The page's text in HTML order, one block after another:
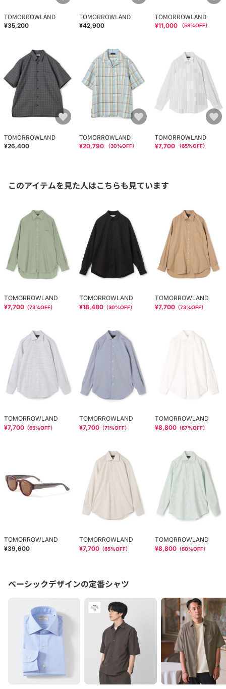
TOMORROWLAND
¥35,200
TOMORROWLAND
¥42,900
TOMORROWLAND
¥11,000 （58%OFF）
TOMORROWLAND
¥26,400
TOMORROWLAND
¥20,790 （30%OFF）
TOMORROWLAND
¥7,700 （65%OFF）